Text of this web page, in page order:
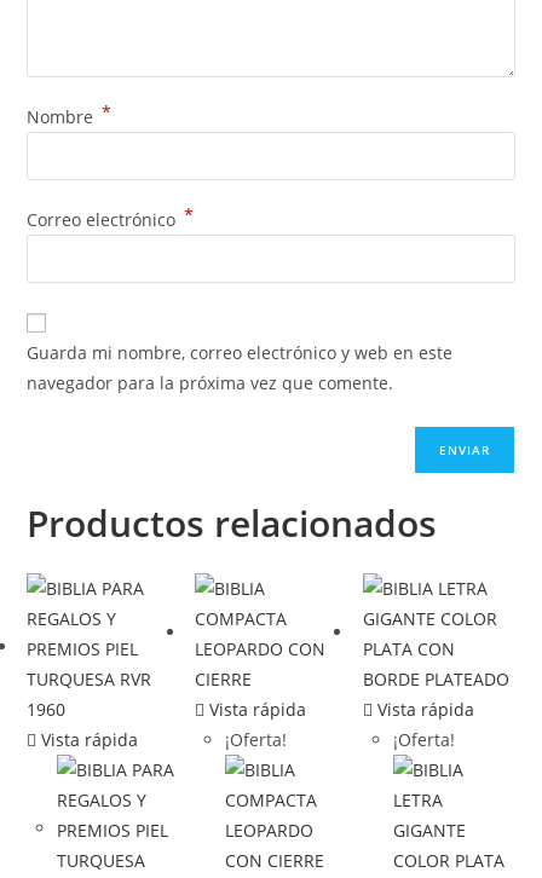
Nombre *
Correo electrónico *
Guarda mi nombre, correo electrónico y web en este
navegador para la próxima vez que comente.
Productos relacionados
Vista rápida
Vista rápida
¡Oferta!
Vista rápida
¡Oferta!